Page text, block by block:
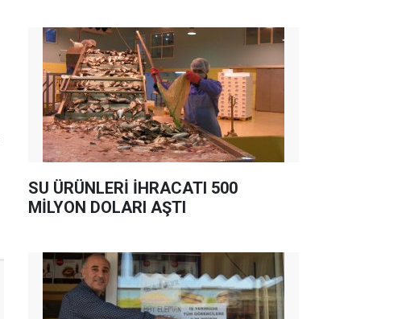
SU ÜRÜNLERİ İHRACATI 500
MİLYON DOLARI AŞTI